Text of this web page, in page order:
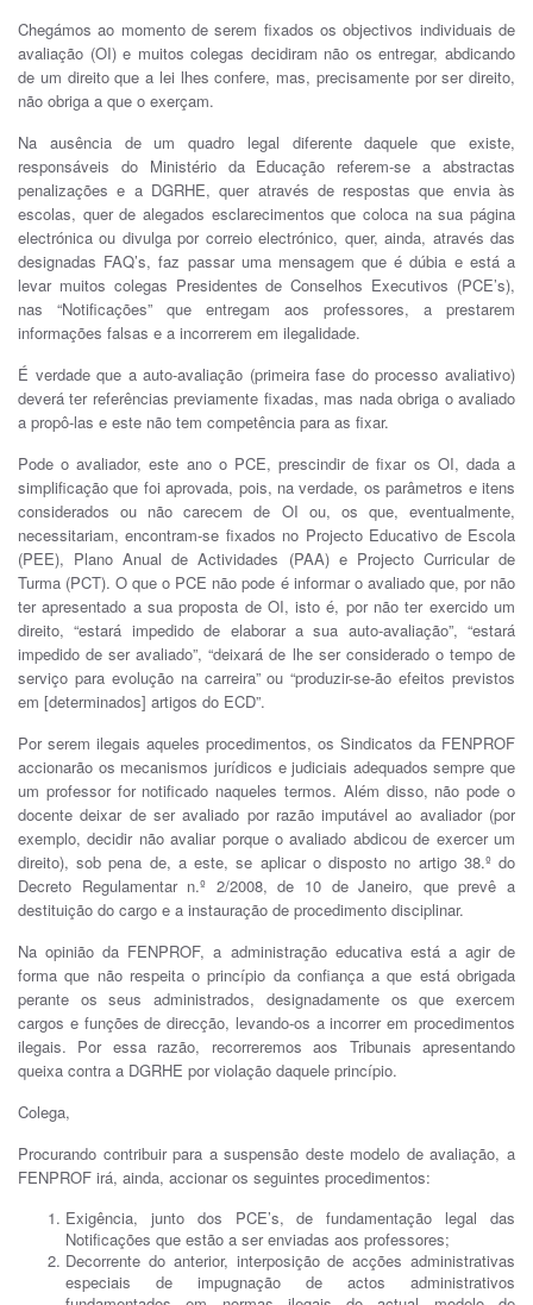
Chegámos ao momento de serem fixados os objectivos individuais de
avaliação (OI) e muitos colegas decidiram não os entregar, abdicando
de um direito que a lei lhes confere, mas, precisamente por ser direito,
não obriga a que o exerçam.
Na ausência de um quadro legal diferente daquele que existe,
responsáveis do Ministério da Educação referem-se a abstractas
penalizações e a DGRHE, quer através de respostas que envia às
escolas, quer de alegados esclarecimentos que coloca na sua página
electrónica ou divulga por correio electrónico, quer, ainda, através das
designadas FAQ’s, faz passar uma mensagem que é dúbia e está a
levar muitos colegas Presidentes de Conselhos Executivos (PCE’s),
nas “Notificações” que entregam aos professores, a prestarem
informações falsas e a incorrerem em ilegalidade.
É verdade que a auto-avaliação (primeira fase do processo avaliativo)
deverá ter referências previamente fixadas, mas nada obriga o avaliado
a propô-las e este não tem competência para as fixar.
Pode o avaliador, este ano o PCE, prescindir de fixar os OI, dada a
simplificação que foi aprovada, pois, na verdade, os parâmetros e itens
considerados ou não carecem de OI ou, os que, eventualmente,
necessitariam, encontram-se fixados no Projecto Educativo de Escola
(PEE), Plano Anual de Actividades (PAA) e Projecto Curricular de
Turma (PCT). O que o PCE não pode é informar o avaliado que, por não
ter apresentado a sua proposta de OI, isto é, por não ter exercido um
direito, “estará impedido de elaborar a sua auto-avaliação”, “estará
impedido de ser avaliado”, “deixará de lhe ser considerado o tempo de
serviço para evolução na carreira” ou “produzir-se-ão efeitos previstos
em [determinados] artigos do ECD”.
Por serem ilegais aqueles procedimentos, os Sindicatos da FENPROF
accionarão os mecanismos jurídicos e judiciais adequados sempre que
um professor for notificado naqueles termos. Além disso, não pode o
docente deixar de ser avaliado por razão imputável ao avaliador (por
exemplo, decidir não avaliar porque o avaliado abdicou de exercer um
direito), sob pena de, a este, se aplicar o disposto no artigo 38.º do
Decreto Regulamentar n.º 2/2008, de 10 de Janeiro, que prevê a
destituição do cargo e a instauração de procedimento disciplinar.
Na opinião da FENPROF, a administração educativa está a agir de
forma que não respeita o princípio da confiança a que está obrigada
perante os seus administrados, designadamente os que exercem
cargos e funções de direcção, levando-os a incorrer em procedimentos
ilegais. Por essa razão, recorreremos aos Tribunais apresentando
queixa contra a DGRHE por violação daquele princípio.
Colega,
Procurando contribuir para a suspensão deste modelo de avaliação, a
FENPROF irá, ainda, accionar os seguintes procedimentos:
Exigência, junto dos PCE’s, de fundamentação legal das
Notificações que estão a ser enviadas aos professores;
Decorrente do anterior, interposição de acções administrativas
especiais de impugnação de actos administrativos